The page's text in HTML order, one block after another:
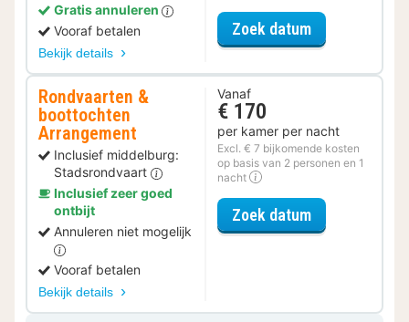
Gratis annuleren
Vooraf betalen
Bekijk details
Zoek datumvoor
Rondvaarten &
boottochten
Arrangement
Inclusief middelburg:
Stadsrondvaart
Inclusief zeer goed
ontbijt
Annuleren niet mogelijk
Vooraf betalen
Bekijk details
Vanaf
€ 170
per kamer per nacht
Excl. € 7 bijkomende kosten
op basis van 2 personen en 1
nacht
Zoek datumvoor